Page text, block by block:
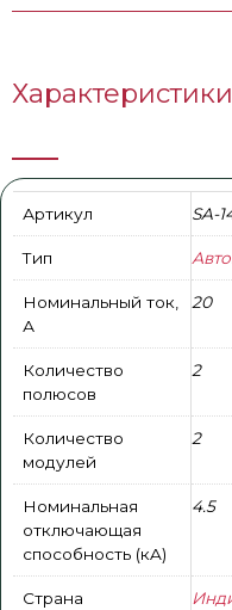
Характеристики
Артикул SA-
Тип
Номинальный ток,
А
20
Количество
полюсов
2
Количество
модулей
2
Номинальная
отключающая
способность (кA)
4.5
Страна